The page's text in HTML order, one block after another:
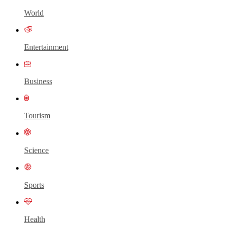
World
Entertainment
Business
Tourism
Science
Sports
Health